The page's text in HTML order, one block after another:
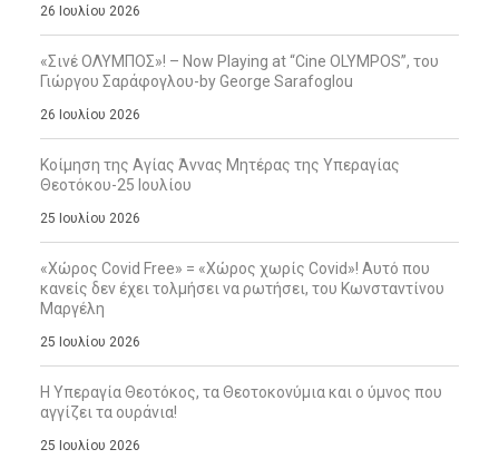
26 Ιουλίου 2026
«Σινέ ΟΛΥΜΠΟΣ»! – Now Playing at “Cine OLYMPOS”, του
Γιώργου Σαράφογλου-by George Sarafoglou
26 Ιουλίου 2026
Κοίμηση της Αγίας Άννας Μητέρας της Υπεραγίας
Θεοτόκου-25 Ιουλίου
25 Ιουλίου 2026
«Χώρος Covid Free» = «Χώρος χωρίς Covid»! Αυτό που
κανείς δεν έχει τολμήσει να ρωτήσει, του Κωνσταντίνου
Μαργέλη
25 Ιουλίου 2026
Η Υπεραγία Θεοτόκος, τα Θεοτοκονύμια και ο ύμνος που
αγγίζει τα ουράνια!
25 Ιουλίου 2026